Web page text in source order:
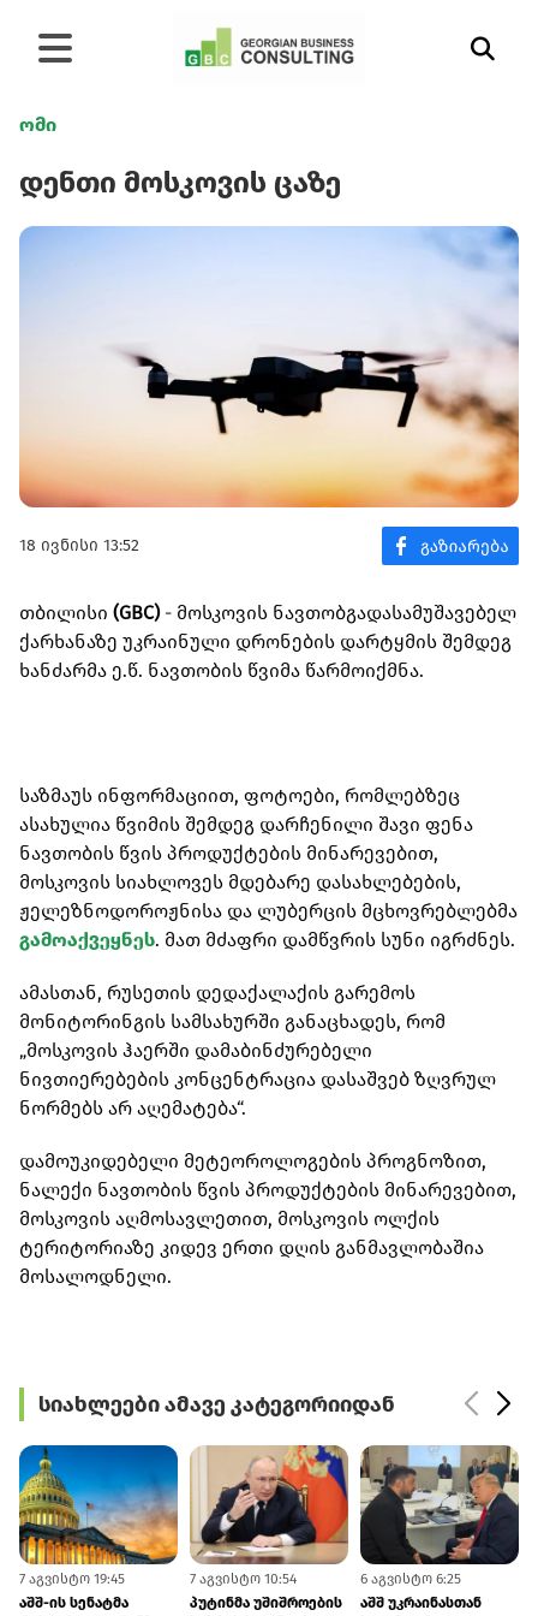
ომი
დენთი მოსკოვის ცაზე
18 ივნისი 13:52
თბილისი (GBC)- მოსკოვის ნავთობგადასამუშავებელ
ქარხანაზე უკრაინული დრონების დარტყმის შემდეგ
ხანძარმა ე.წ. ნავთობის წვიმა წარმოიქმნა.
საზმაუს ინფორმაციით, ფოტოები, რომლებზეც
ასახულია წვიმის შემდეგ დარჩენილი შავი ფენა
ნავთობის წვის პროდუქტების მინარევებით,
მოსკოვის სიახლოვეს მდებარე დასახლებების,
ჟელეზნოდოროჟნისა და ლუბერცის მცხოვრებლებმა
გამოაქვეყნეს. მათ მძაფრი დამწვრის სუნი იგრძნეს.
ამასთან, რუსეთის დედაქალაქის გარემოს
მონიტორინგის სამსახურში განაცხადეს, რომ
„მოსკოვის ჰაერში დამაბინძურებელი
ნივთიერებების კონცენტრაცია დასაშვებ ზღვრულ
ნორმებს არ აღემატება“.
დამოუკიდებელი მეტეოროლოგების პროგნოზით,
ნალექი ნავთობის წვის პროდუქტების მინარევებით,
მოსკოვის აღმოსავლეთით, მოსკოვის ოლქის
ტერიტორიაზე კიდევ ერთი დღის განმავლობაშია
მოსალოდნელი.
სიახლეები ამავე კატეგორიიდან
7 აგვისტო 19:45
აშშ-ის სენატმა
7 აგვისტო 10:54
პუტინმა უშიშროების
6 აგვისტო 6:25
აშშ უკრაინასთან